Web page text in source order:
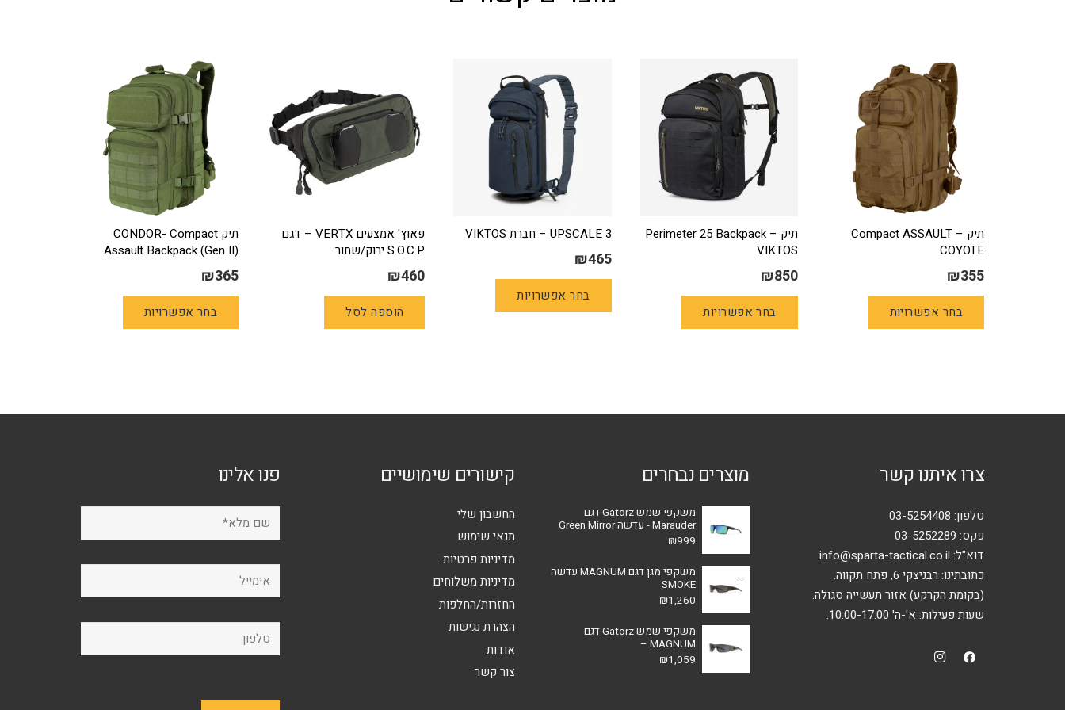
תיק Compact ASSAULT –
COYOTE
₪355
בחר אפשרויות
לבחור
תיק Perimeter 25 Backpack –
VIKTOS
₪850
בחר אפשרויות
לבחור
בעמוד
UPSCALE 3 – חברת VIKTOS
₪465
בחר אפשרויות
את
המוצר
פאוץ' אמצעים VERTX – דגם
S.O.C.P ירוק/שחור
₪460
הוספה לסל
תיק CONDOR- Compact
Assault Backpack (Gen II)
₪365
בחר אפשרויות
לבחור
צרו איתנו קשר
טלפון: 03-5254408
פקס: 03-5252289
דוא"ל: info@sparta-tactical.co.il
כתובתינו: רבניצקי 6, פתח תקווה.
(בקומת הקרקע) אזור תעשייה סגולה.
שעות פעילות: א'-ה' 10:00-17:00.
מוצרים נבחרים
משקפי שמש Gatorz דגם
Marauder - עדשה Green Mirror
₪999
משקפי מגן דגם MAGNUM עדשה
SMOKE
₪1,260
משקפי שמש Gatorz דגם
MAGNUM –
₪1,059
קישורים שימושיים
החשבון שלי
תנאי שימוש
מדיניות פרטיות
מדיניות משלוחים
החזרות/החלפות
הצהרת נגישות
אודות
צור קשר
פנו אלינו